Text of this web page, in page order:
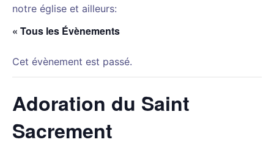
notre église et ailleurs:
« Tous les Évènements
Cet évènement est passé.
Adoration du Saint
Sacrement